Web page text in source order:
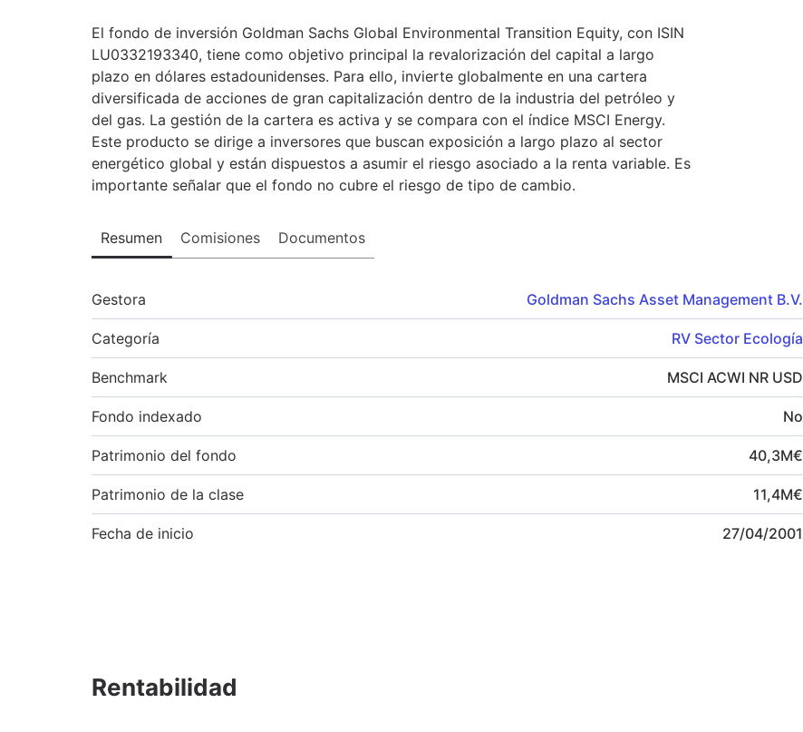
El fondo de inversión Goldman Sachs Global Environmental Transition Equity, con ISIN
LU0332193340, tiene como objetivo principal la revalorización del capital a largo
plazo en dólares estadounidenses. Para ello, invierte globalmente en una cartera
diversificada de acciones de gran capitalización dentro de la industria del petróleo y
del gas. La gestión de la cartera es activa y se compara con el índice MSCI Energy.
Este producto se dirige a inversores que buscan exposición a largo plazo al sector
energético global y están dispuestos a asumir el riesgo asociado a la renta variable. Es
importante señalar que el fondo no cubre el riesgo de tipo de cambio.
Resumen Comisiones Documentos
Gestora Goldman Sachs Asset Management B.V.
Categoría RV Sector Ecología
Benchmark MSCI ACWI NR USD
Fondo indexado No
Patrimonio del fondo 40,3M€
Patrimonio de la clase 11,4M€
Fecha de inicio 27/04/2001
Rentabilidad